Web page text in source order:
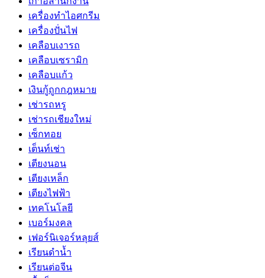
เครื่องทำไอศกรีม
เครื่องปั่นไฟ
เคลือบเงารถ
เคลือบเซรามิก
เคลือบแก้ว
เงินกู้ถูกกฎหมาย
เช่ารถหรู
เช่ารถเชียงใหม่
เซ็กทอย
เต็นท์เช่า
เตียงนอน
เตียงเหล็ก
เตียงไฟฟ้า
เทคโนโลยี
เบอร์มงคล
เฟอร์นิเจอร์หลุยส์
เรียนดำน้ำ
เรียนต่อจีน